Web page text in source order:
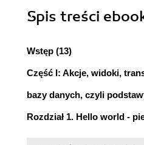
Spis treści
Wstęp (13)
Część I: Akcje, widoki,
bazy danych, czyli
Rozdział 1. Hello world -